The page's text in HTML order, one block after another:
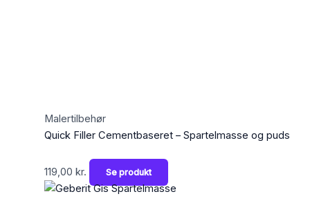
Malertilbehør
Quick Filler Cementbaseret – Spartelmasse og puds
119,00 kr. Se produkt